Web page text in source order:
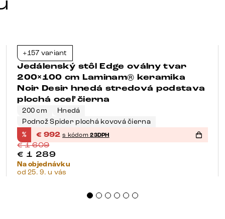
+157 variant
Jedálenský stôl Edge oválny tvar
200×100 cm Laminam® keramika
Noir Desir hnedá stredová podstava
plochá oceľ čierna
200 cm
Hnedá
Podnož Spider plochá kovová čierna
% € 992 s kódom23DPH
€1 609
€ 1 289
Na objednávku
od 25. 9. u vás